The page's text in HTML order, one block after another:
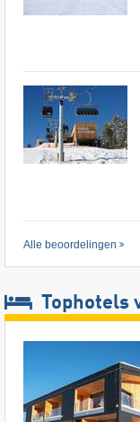
Alle beoordelingen
Tophotels